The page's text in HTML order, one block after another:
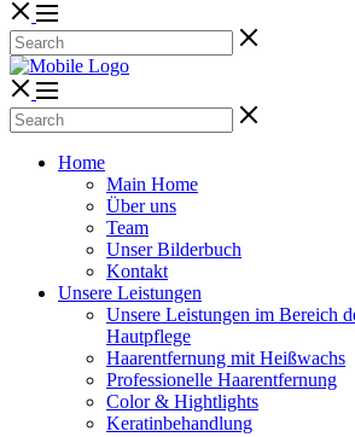
Home
Main Home
Über uns
Team
Unser Bilderbuch
Kontakt
Unsere Leistungen
Unsere Leistungen im Bereich
Hautpflege
Haarentfernung mit Heißwachs
Professionelle Haarentfernung
Color & Hightlights
Keratinbehandlung